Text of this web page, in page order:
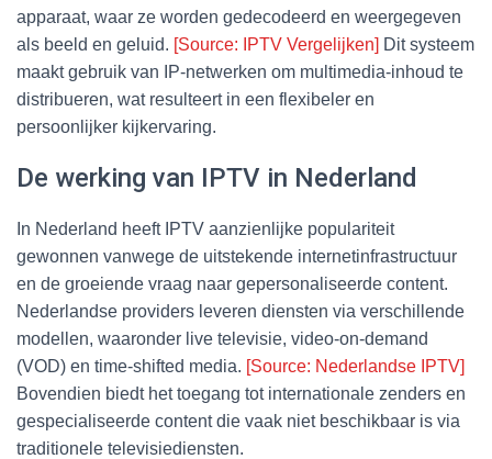
apparaat, waar ze worden gedecodeerd en weergegeven
als beeld en geluid. [Source: IPTV Vergelijken] Dit systeem
maakt gebruik van IP-netwerken om multimedia-inhoud te
distribueren, wat resulteert in een flexibeler en
persoonlijker kijkervaring.
De werking van IPTV in Nederland
In Nederland heeft IPTV aanzienlijke populariteit
gewonnen vanwege de uitstekende internetinfrastructuur
en de groeiende vraag naar gepersonaliseerde content.
Nederlandse providers leveren diensten via verschillende
modellen, waaronder live televisie, video-on-demand
(VOD) en time-shifted media. [Source: Nederlandse IPTV]
Bovendien biedt het toegang tot internationale zenders en
gespecialiseerde content die vaak niet beschikbaar is via
traditionele televisiediensten.